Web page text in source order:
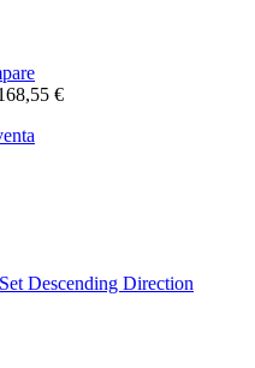
€
Set Descending Direction